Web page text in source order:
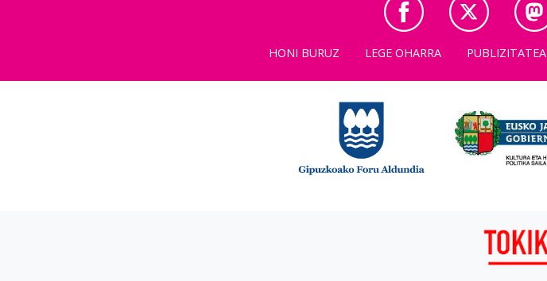
HONI BURUZ LEGE OHARRA PUBLIZITATEA